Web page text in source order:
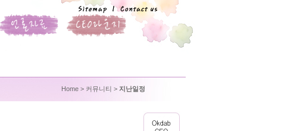
Home > 커뮤니티 > 지난일정